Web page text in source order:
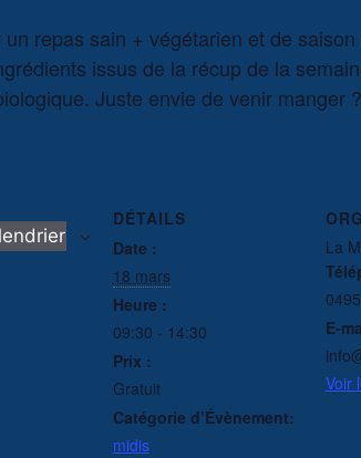
repas sain + végétarien et de
issus de la récup de la
Juste envie de venir manger
DÉTAILS
Date :
18 mars
Heure :
09:30 - 14:30
Prix :
Gratuit
Catégorie d’Évènement:
midis
La
E-
Voir